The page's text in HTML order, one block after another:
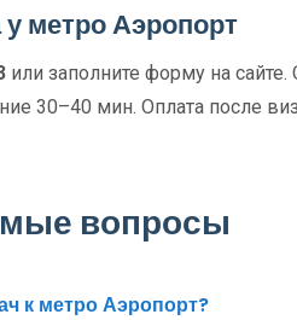
метро Аэропорт
или заполните форму на
30–40 мин. Оплата после
вопросы
к метро Аэропорт?